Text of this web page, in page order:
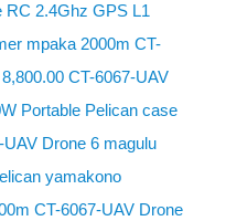
RC 2.4Ghz GPS L1
mpaka 2000m CT-
CT-6067-UAV
Portable Pelican case
Drone 6 magulu
yamakono
CT-6067-UAV Drone